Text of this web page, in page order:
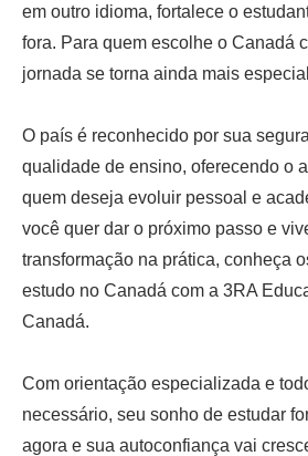
em outro idioma, fortalece o
fora. Para quem escolhe o Canadá
jornada se torna ainda mais
O país é reconhecido por sua
qualidade de ensino, oferecendo o
quem deseja evoluir pessoal e
você quer dar o próximo passo e
transformação na prática, conheça
estudo no Canadá com a 3RA
Canadá.
Com orientação especializada e
necessário, seu sonho de estudar
agora e sua autoconfiança vai